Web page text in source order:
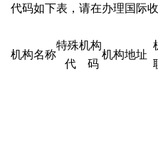
代码如下表，请在办理国际
机构名称
特殊机构
代 码
机构地址